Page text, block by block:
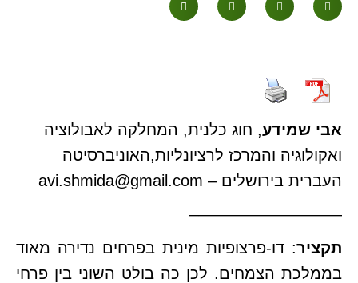
אבי שמידע, חוג כלנית, המחלקה לאבולוציה
ואקולוגיה והמרכז לרציונליות,האוניברסיטה
העברית בירושלים – avi.shmida@gmail.com
—————————–
תקציר: דו-פרצופיות מינית בפרחים נדירה מאוד
בממלכת הצמחים. לכן כה בולט השוני בין פרחי